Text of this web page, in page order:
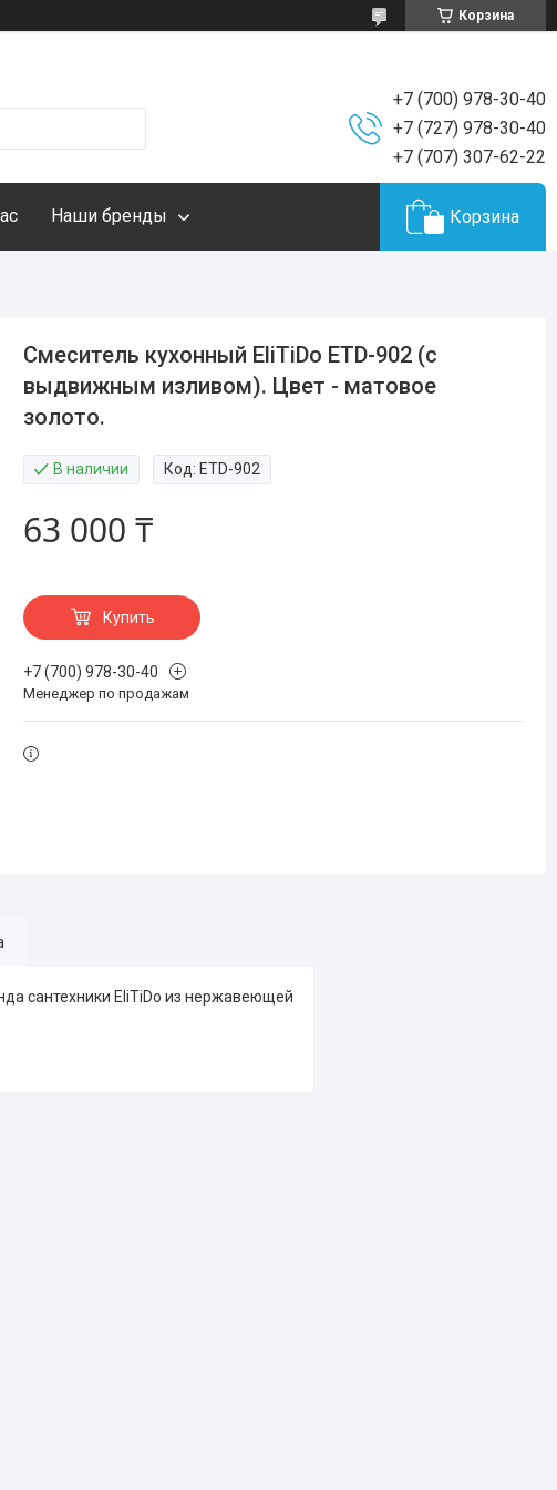
Корзина
+7 (700) 978-30-40
+7 (727) 978-30-40
+7 (707) 307-62-22
Наши бренды Корзина
Смеситель кухонный EliTiDo ETD-902 (с
выдвижным изливом). Цвет - матовое
золото.
В наличии Код: ETD-902
63 000 ₸
Купить
+7 (700) 978-30-40
Менеджер по продажам
сантехники EliTiDo из нержавеющей